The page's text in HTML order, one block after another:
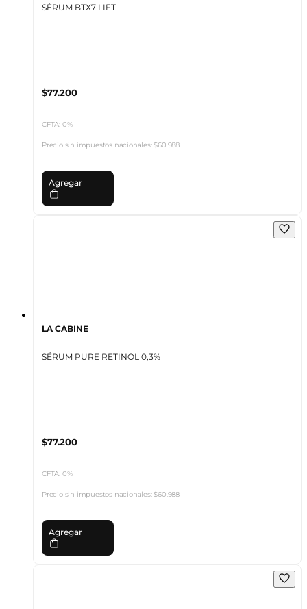
SÉRUM BTX7 LIFT
$77.200
CFTA: 0%
Precio sin impuestos nacionales:$60.988
Agregar
LA CABINE
SÉRUM PURE RETINOL 0,3%
$77.200
CFTA: 0%
Precio sin impuestos nacionales:$60.988
Agregar